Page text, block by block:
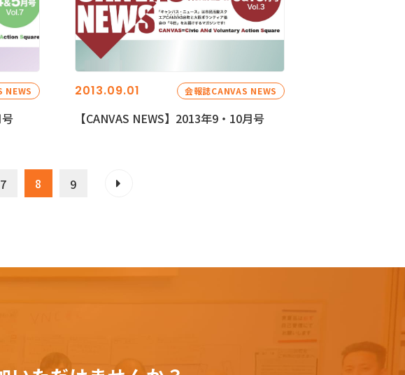
NEWS 2013.09.01 会報誌CANVAS NEWS
【CANVAS NEWS】2013年9・10月号
7 8 9